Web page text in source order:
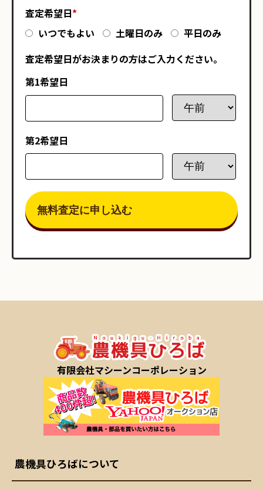
査定希望日*
いつでもよい
土曜日のみ
平日のみ
査定希望日がお決まりの方はご入力ください。
第1希望日
第2希望日
有限会社マシーンコーポレーション
農機具ひろばについて